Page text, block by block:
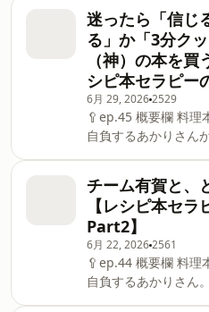
ブと貧乏太郎」の卵
絆」のハヤシライス/
洋食屋さん/「恋ノ
ーム/「アンナチュラ
のあかりは求めてい
だいぶ違う/本当は気
のに手を出せていな
せていない/テストで
目にハマった高校時
江ノ島で生しらすピ
た/鶴舞公園の読み
かりの初出し情報を
タ２皿食べているの
メなことを言ったあ
ト時代、ピッチャー
る〜くトークします！ 🍳おもな内容 デ
ザリング？テザリン
が「長谷川あかりの
味の還元率/パセリ
ァーストパセリがお
のなのが悪い/薬味界
会い方がいい/平松洋
ー/大葉が人気な理
本当にパセリを食え/
小ネギ的なこと/そ
に意味がある/お子様
は大葉/バジルの地位
レーゼのおかげ/みん
で代用している！/レ
ディルのヒット作は
中のパセリ革命/モリ
博/ep.32の失敗ダイ
迷ったら「信じ
る」か「3分ク
（神）の本を
シピ本セラピー
6月 29, 20262529
🥄ep.45 概要欄 料理本・料理家オタクを
自負するあかりさん
料理も悪くない/安心
生/信じるべき雑誌を
り/１つの女性像/雑誌
変える料理家/きょう
が初心者の方におす
ーワード/大原先生は
対に失敗しない/しら
チーム有賀と、
【レシピ本セ
Part2】
6月 22, 20262561
🥄ep.44 概要欄 料理本・料理家オタクを
自負するあかりさん